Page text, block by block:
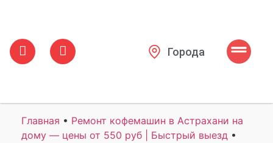
Города
Главная • Ремонт кофемашин в Астрахани на
дому — цены от 550 руб | Быстрый выезд •